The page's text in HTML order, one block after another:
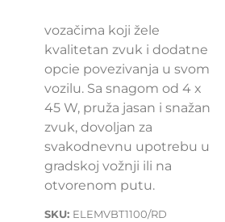
vozačima koji žele
kvalitetan zvuk i dodatne
opcie povezivanja u svom
vozilu. Sa snagom od 4 x
45 W, pruža jasan i snažan
zvuk, dovoljan za
svakodnevnu upotrebu u
gradskoj vožnji ili na
otvorenom putu.
SKU: ELEMVBT1100/RD